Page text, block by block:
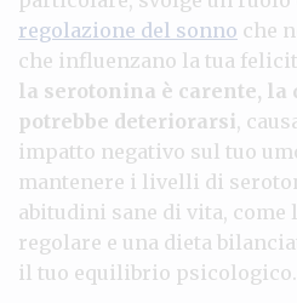
regolazione del sonno che
che influenzano la tua
la serotonina è carente, la
potrebbe deteriorarsi,
impatto negativo sul tuo
mantenere i livelli di
abitudini sane di vita, come
regolare e una dieta
il tuo equilibrio psicologico.